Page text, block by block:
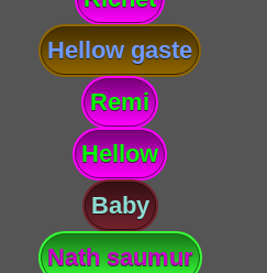
Hellow gaste
Remi
Hellow
Baby
Nath saumur